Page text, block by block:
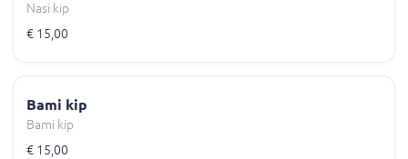
Nasi kip
€ 15,00
Bami kip
Bami kip
€ 15,00